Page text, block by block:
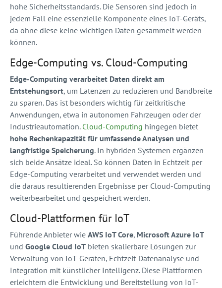
hohe Sicherheitsstandards. Die Sensoren sind jedoch in
jedem Fall eine essenzielle Komponente eines IoT-Geräts,
da ohne diese keine wichtigen Daten gesammelt werden
können.
Edge-Computing vs. Cloud-Computing
Edge-Computing verarbeitet Daten direkt am
Entstehungsort, um Latenzen zu reduzieren und Bandbreite
zu sparen. Das ist besonders wichtig für zeitkritische
Anwendungen, etwa in autonomen Fahrzeugen oder der
Industrieautomation. Cloud-Computing hingegen bietet
hohe Rechenkapazität für umfassende Analysen und
langfristige Speicherung. In hybriden Systemen ergänzen
sich beide Ansätze ideal. So können Daten in Echtzeit per
Edge-Computing verarbeitet und verwendet werden und
die daraus resultierenden Ergebnisse per Cloud-Computing
weiterbearbeitet und gespeichert werden.
Cloud-Plattformen für IoT
Führende Anbieter wie AWS IoT Core, Microsoft Azure IoT
und Google Cloud IoT bieten skalierbare Lösungen zur
Verwaltung von IoT-Geräten, Echtzeit-Datenanalyse und
Integration mit künstlicher Intelligenz. Diese Plattformen
erleichtern die Entwicklung und Bereitstellung von IoT-